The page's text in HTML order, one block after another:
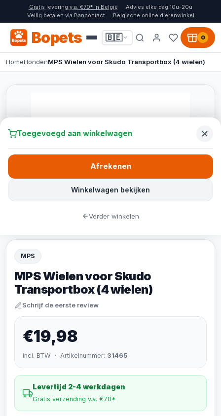
Gratis levering v.a. €70* in België
Advies elke dag 10u-20u
Veilig betalen via Bancontact
Belgische online dierenwinkel
Bopets 🇧🇪 0
HomeHondenMPS Wielen voor Skudo Transportbox (4 wielen)
MPS
MPS Wielen voor Skudo
Transportbox (4 wielen)
Schrijf de eerste review
€19,98
incl. BTW · Artikelnummer: 31465
Levertijd 2-4 werkdagen
Gratis verzending v.a. €70*
Toegevoegd aan winkelwagen
Winkelwagen bekijken
Afrekenen
Verder winkelen